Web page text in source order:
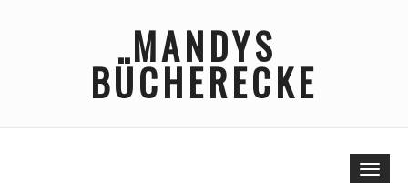
MANDYS
BÜCHERECKE